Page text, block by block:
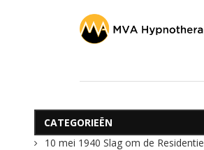
CATEGORIEËN
10 mei 1940 Slag om de Residentie